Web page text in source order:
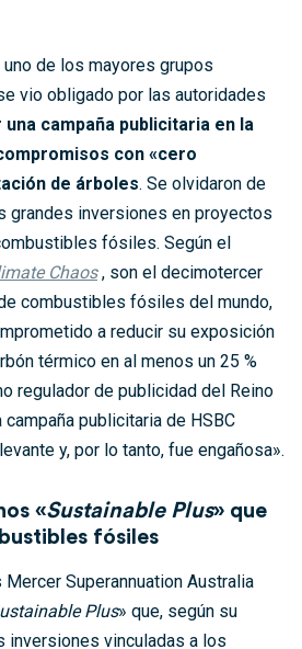
uno de los mayores grupos
vio obligado por las autoridades
campaña publicitaria en la
con «cero
de árboles. Se olvidaron de
grandes inversiones en proyectos
fósiles. Según el
Chaos, son el decimotercer
combustibles fósiles del mundo,
a reducir su exposición
térmico en al menos un 25 %
regulador de publicidad del Reino
campaña publicitaria de HSBC
y, por lo tanto, fue engañosa».
«Sustainable Plus» que
fósiles
Superannuation Australia
Plus» que, según su
inversiones vinculadas a los